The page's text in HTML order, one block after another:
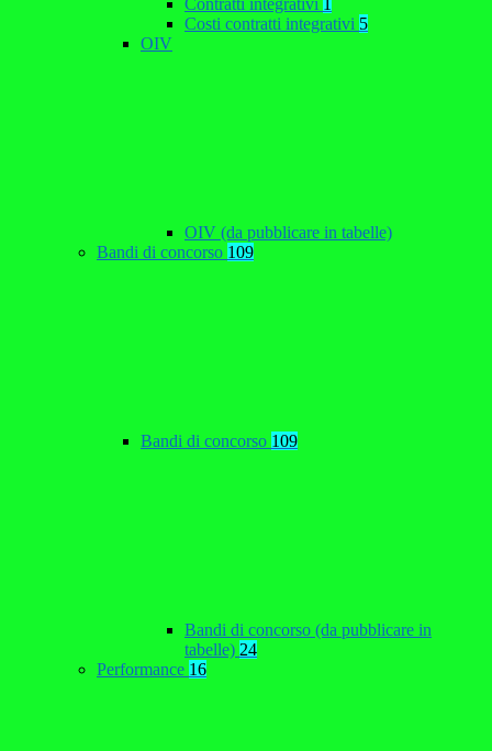
Contratti integrativi 1
Costi contratti integrativi 5
OIV
OIV (da pubblicare in tabelle)
Bandi di concorso 109
Bandi di concorso 109
Bandi di concorso (da pubblicare in
tabelle) 24
Performance 16